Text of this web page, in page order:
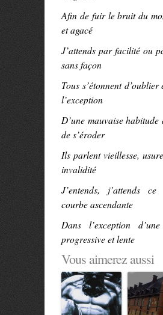
Afin de fuir le bruit du
et agacé
J’attends par facilité ou
sans façon
Tous s’étonnent
l’exception
D’une mauvaise habitude
de s’éroder
Ils parlent vieillesse,
invalidité
J’entends, j’attends ce
courbe ascendante
Dans l’exception
progressive etlente
Vous aimerez aussi